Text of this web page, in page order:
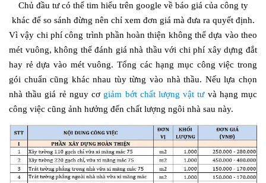
Chủ đầu tư có thể tim hiểu trên google về báo giá của công ty
khác để so sánh đừng nên chỉ xem đơn giá mà đưa ra quyết định.
Vì vậy chi phí công trình phần hoàn thiện không thể dựa vào theo
mét vuông, không thể đánh giá nhà thầu với chi phí xây dựng đắt
hay rẻ dựa vào mét vuông. Tổng các hạng mục công việc trong
gói chuẩn cũng khác nhau tùy từng vào nhà thầu. Nếu lựa chọn
nhà thầu giá rẻ nguy cơ giảm bớt chất lượng vật tưvà hạng mục
công việc cũng ảnh hưởng đến chất lượng ngôi nhà sau này.